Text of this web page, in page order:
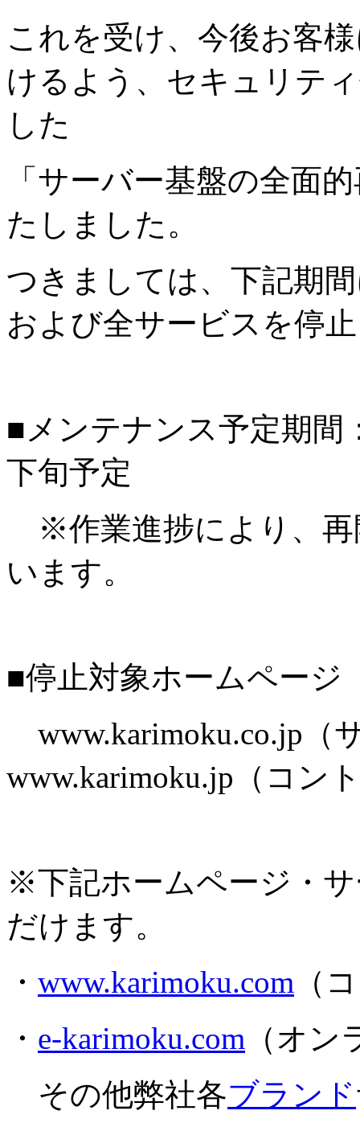
これを受け、今後お客
けるよう、セキュリテ
した
「サーバー基盤の全面
たしました。
つきましては、下記期
および全サービスを停
■メンテナンス予定期間
下旬予定
※作業進捗により、再
います。
■停止対象ホームページ
www.karimoku.co.jp（
www.karimoku.jp（コン
※下記ホームページ・
だけます。
・ www.karimoku.com （
・ e-karimoku.com （オ
その他弊社各ブランド